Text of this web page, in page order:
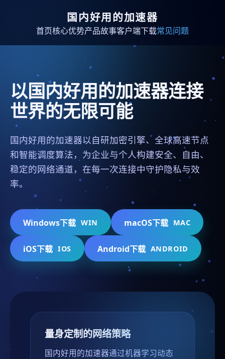
国内好用的加速器
首页核心优势产品故事客户端下载常见问题
以国内好用的加速器连接
世界的无限可能
国内好用的加速器以自研加密引擎、全球高速节点
和智能调度算法，为企业与个人构建安全、自由、
稳定的网络通道，在每一次连接中守护隐私与效
率。
Windows下载 WIN macOS下载 MAC
iOS下载 IOS Android下载 ANDROID
量身定制的网络策略
国内好用的加速器通过机器学习动态